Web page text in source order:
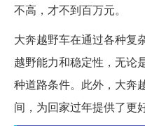
不高，才不到百万元。
大奔越野车在通过各种复
越野能力和稳定性，无论
种道路条件。此外，大奔
间，为回家过年提供了更